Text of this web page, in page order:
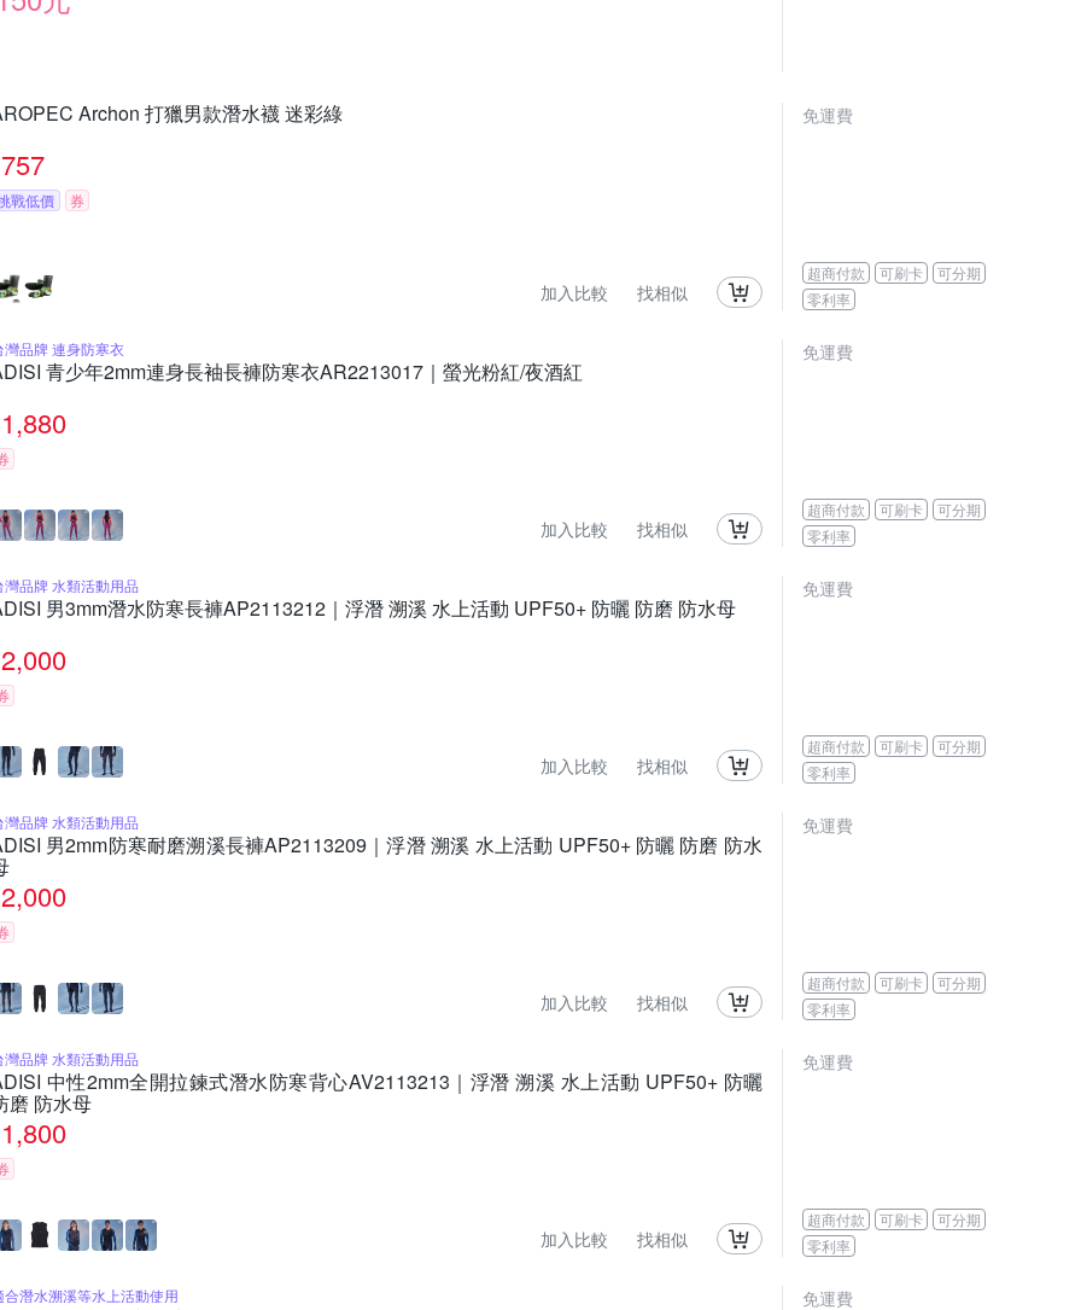
Archon 打獵男款潛水襪 迷彩綠
757
戰低價 券
加入比較 找相似
免運費
超商付款 可刷卡
可分期
零利率
灣品牌 連身防寒衣
青少年2mm連身長袖長褲防寒衣AR2213017｜螢光粉紅/夜酒紅
1,880
加入比較 找相似
免運費
超商付款 可刷卡
可分期
零利率
灣品牌 水類活動用品
男3mm潛水防寒長褲AP2113212｜浮潛 溯溪 水上活動 UPF50+ 防曬 防磨 防水母
2,000
加入比較 找相似
免運費
超商付款 可刷卡
可分期
零利率
灣品牌 水類活動用品
男2mm防寒耐磨溯溪長褲AP2113209｜浮潛 溯溪 水上活動 UPF50+ 防曬 防磨 防水
2,000
加入比較 找相似
免運費
超商付款 可刷卡
可分期
零利率
灣品牌 水類活動用品
中性2mm全開拉鍊式潛水防寒背心AV2113213｜浮潛 溯溪 水上活動 UPF50+ 防曬
磨 防水母
1,800
加入比較 找相似
免運費
超商付款 可刷卡
可分期
零利率
合潛水溯溪等水上活動使用 免運費